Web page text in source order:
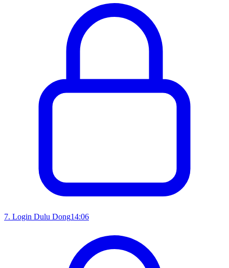
7. Login Dulu Dong14:06